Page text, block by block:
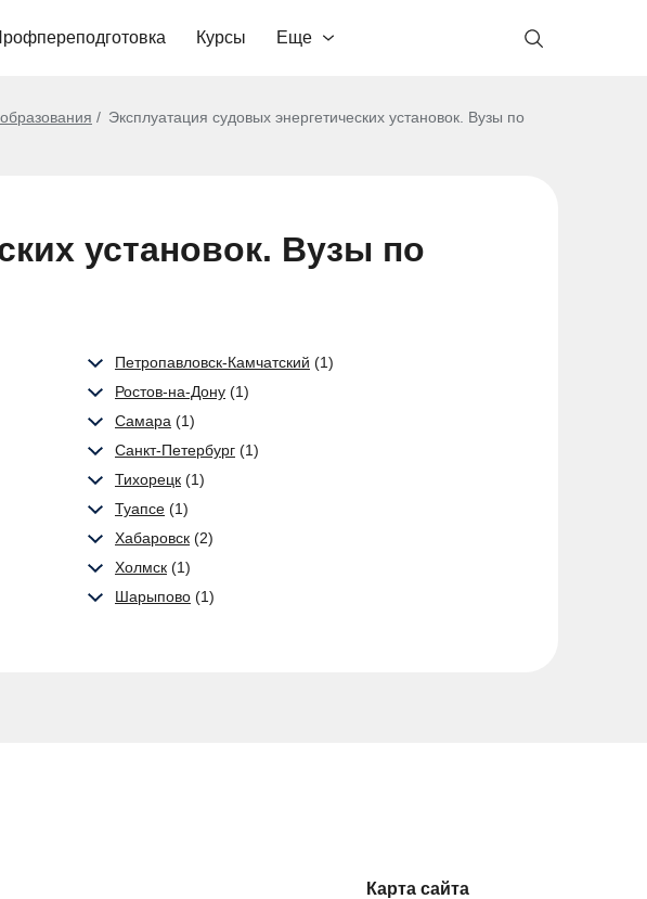
Курсы Еще
Эксплуатация судовых энергетических установок. Вузы по
установок. Вузы по
Петропавловск-Камчатский (1)
Ростов-на-Дону (1)
Самара (1)
Санкт-Петербург (1)
Тихорецк (1)
Туапсе (1)
Хабаровск (2)
Холмск (1)
Шарыпово (1)
Карта сайта